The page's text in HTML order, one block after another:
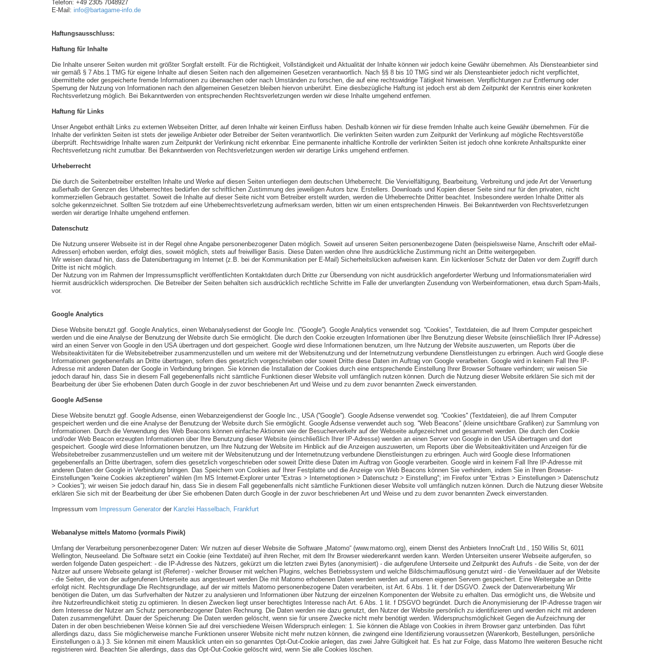
Telefon: +49 2305 7048927
E-Mail: info@bartagame-info.de
Haftungsausschluss:
Haftung für Inhalte
Die Inhalte unserer Seiten wurden mit größter Sorgfalt erstellt. Für die Richtigkeit, Vollständigkeit und Aktualität der Inhalte können wir jedoch keine Gewähr übernehmen. Als Diensteanbieter sind
wir gemäß § 7 Abs.1 TMG für eigene Inhalte auf diesen Seiten nach den allgemeinen Gesetzen verantwortlich. Nach §§ 8 bis 10 TMG sind wir als Diensteanbieter jedoch nicht verpflichtet,
übermittelte oder gespeicherte fremde Informationen zu überwachen oder nach Umständen zu forschen, die auf eine rechtswidrige Tätigkeit hinweisen. Verpflichtungen zur Entfernung oder
Sperrung der Nutzung von Informationen nach den allgemeinen Gesetzen bleiben hiervon unberührt. Eine diesbezügliche Haftung ist jedoch erst ab dem Zeitpunkt der Kenntnis einer konkreten
Rechtsverletzung möglich. Bei Bekanntwerden von entsprechenden Rechtsverletzungen werden wir diese Inhalte umgehend entfernen.
Haftung für Links
Unser Angebot enthält Links zu externen Webseiten Dritter, auf deren Inhalte wir keinen Einfluss haben. Deshalb können wir für diese fremden Inhalte auch keine Gewähr übernehmen. Für die
Inhalte der verlinkten Seiten ist stets der jeweilige Anbieter oder Betreiber der Seiten verantwortlich. Die verlinkten Seiten wurden zum Zeitpunkt der Verlinkung auf mögliche Rechtsverstöße
überprüft. Rechtswidrige Inhalte waren zum Zeitpunkt der Verlinkung nicht erkennbar. Eine permanente inhaltliche Kontrolle der verlinkten Seiten ist jedoch ohne konkrete Anhaltspunkte einer
Rechtsverletzung nicht zumutbar. Bei Bekanntwerden von Rechtsverletzungen werden wir derartige Links umgehend entfernen.
Urheberrecht
Die durch die Seitenbetreiber erstellten Inhalte und Werke auf diesen Seiten unterliegen dem deutschen Urheberrecht. Die Vervielfältigung, Bearbeitung, Verbreitung und jede Art der Verwertung
außerhalb der Grenzen des Urheberrechtes bedürfen der schriftlichen Zustimmung des jeweiligen Autors bzw. Erstellers. Downloads und Kopien dieser Seite sind nur für den privaten, nicht
kommerziellen Gebrauch gestattet. Soweit die Inhalte auf dieser Seite nicht vom Betreiber erstellt wurden, werden die Urheberrechte Dritter beachtet. Insbesondere werden Inhalte Dritter als
solche gekennzeichnet. Sollten Sie trotzdem auf eine Urheberrechtsverletzung aufmerksam werden, bitten wir um einen entsprechenden Hinweis. Bei Bekanntwerden von Rechtsverletzungen
werden wir derartige Inhalte umgehend entfernen.
Datenschutz
Die Nutzung unserer Webseite ist in der Regel ohne Angabe personenbezogener Daten möglich. Soweit auf unseren Seiten personenbezogene Daten (beispielsweise Name, Anschrift oder eMail-
Adressen) erhoben werden, erfolgt dies, soweit möglich, stets auf freiwilliger Basis. Diese Daten werden ohne Ihre ausdrückliche Zustimmung nicht an Dritte weitergegeben.
Wir weisen darauf hin, dass die Datenübertragung im Internet (z.B. bei der Kommunikation per E-Mail) Sicherheitslücken aufweisen kann. Ein lückenloser Schutz der Daten vor dem Zugriff durch
Dritte ist nicht möglich.
Der Nutzung von im Rahmen der Impressumspflicht veröffentlichten Kontaktdaten durch Dritte zur Übersendung von nicht ausdrücklich angeforderter Werbung und Informationsmaterialien wird
hiermit ausdrücklich widersprochen. Die Betreiber der Seiten behalten sich ausdrücklich rechtliche Schritte im Falle der unverlangten Zusendung von Werbeinformationen, etwa durch Spam-Mails,
vor.
Google Analytics
Diese Website benutzt ggf. Google Analytics, einen Webanalysedienst der Google Inc. (''Google''). Google Analytics verwendet sog. ''Cookies'', Textdateien, die auf Ihrem Computer gespeichert
werden und die eine Analyse der Benutzung der Website durch Sie ermöglicht. Die durch den Cookie erzeugten Informationen über Ihre Benutzung dieser Website (einschließlich Ihrer IP-Adresse)
wird an einen Server von Google in den USA übertragen und dort gespeichert. Google wird diese Informationen benutzen, um Ihre Nutzung der Website auszuwerten, um Reports über die
Websiteaktivitäten für die Websitebetreiber zusammenzustellen und um weitere mit der Websitenutzung und der Internetnutzung verbundene Dienstleistungen zu erbringen. Auch wird Google diese
Informationen gegebenenfalls an Dritte übertragen, sofern dies gesetzlich vorgeschrieben oder soweit Dritte diese Daten im Auftrag von Google verarbeiten. Google wird in keinem Fall Ihre IP-
Adresse mit anderen Daten der Google in Verbindung bringen. Sie können die Installation der Cookies durch eine entsprechende Einstellung Ihrer Browser Software verhindern; wir weisen Sie
jedoch darauf hin, dass Sie in diesem Fall gegebenenfalls nicht sämtliche Funktionen dieser Website voll umfänglich nutzen können. Durch die Nutzung dieser Website erklären Sie sich mit der
Bearbeitung der über Sie erhobenen Daten durch Google in der zuvor beschriebenen Art und Weise und zu dem zuvor benannten Zweck einverstanden.
Google AdSense
Diese Website benutzt ggf. Google Adsense, einen Webanzeigendienst der Google Inc., USA (''Google''). Google Adsense verwendet sog. ''Cookies'' (Textdateien), die auf Ihrem Computer
gespeichert werden und die eine Analyse der Benutzung der Website durch Sie ermöglicht. Google Adsense verwendet auch sog. ''Web Beacons'' (kleine unsichtbare Grafiken) zur Sammlung von
Informationen. Durch die Verwendung des Web Beacons können einfache Aktionen wie der Besucherverkehr auf der Webseite aufgezeichnet und gesammelt werden. Die durch den Cookie
und/oder Web Beacon erzeugten Informationen über Ihre Benutzung dieser Website (einschließlich Ihrer IP-Adresse) werden an einen Server von Google in den USA übertragen und dort
gespeichert. Google wird diese Informationen benutzen, um Ihre Nutzung der Website im Hinblick auf die Anzeigen auszuwerten, um Reports über die Websiteaktivitäten und Anzeigen für die
Websitebetreiber zusammenzustellen und um weitere mit der Websitenutzung und der Internetnutzung verbundene Dienstleistungen zu erbringen. Auch wird Google diese Informationen
gegebenenfalls an Dritte übertragen, sofern dies gesetzlich vorgeschrieben oder soweit Dritte diese Daten im Auftrag von Google verarbeiten. Google wird in keinem Fall Ihre IP-Adresse mit
anderen Daten der Google in Verbindung bringen. Das Speichern von Cookies auf Ihrer Festplatte und die Anzeige von Web Beacons können Sie verhindern, indem Sie in Ihren Browser-
Einstellungen ''keine Cookies akzeptieren'' wählen (Im MS Internet-Explorer unter ''Extras > Internetoptionen > Datenschutz > Einstellung''; im Firefox unter ''Extras > Einstellungen > Datenschutz
> Cookies''); wir weisen Sie jedoch darauf hin, dass Sie in diesem Fall gegebenenfalls nicht sämtliche Funktionen dieser Website voll umfänglich nutzen können. Durch die Nutzung dieser Website
erklären Sie sich mit der Bearbeitung der über Sie erhobenen Daten durch Google in der zuvor beschriebenen Art und Weise und zu dem zuvor benannten Zweck einverstanden.
Impressum vom Impressum Generator der Kanzlei Hasselbach, Frankfurt
Webanalyse mittels Matomo (vormals Piwik)
Umfang der Verarbeitung personenbezogener Daten: Wir nutzen auf dieser Website die Software „Matomo“ (www.matomo.org), einem Dienst des Anbieters InnoCraft Ltd., 150 Willis St, 6011
Wellington, Neuseeland. Die Software setzt ein Cookie (eine Textdatei) auf ihren Recher, mit dem Ihr Browser wiedererkannt werden kann. Werden Unterseiten unserer Webseite aufgerufen, so
werden folgende Daten gespeichert: - die IP-Adresse des Nutzers, gekürzt um die letzten zwei Bytes (anonymisiert) - die aufgerufene Unterseite und Zeitpunkt des Aufrufs - die Seite, von der der
Nutzer auf unsere Webseite gelangt ist (Referrer) - welcher Browser mit welchen Plugins, welches Betriebssystem und welche Bildschirmauflösung genutzt wird - die Verweildauer auf der Website
- die Seiten, die von der aufgerufenen Unterseite aus angesteuert werden Die mit Matomo erhobenen Daten werden werden auf unseren eigenen Servern gespeichert. Eine Weitergabe an Dritte
erfolgt nicht. Rechtsgrundlage Die Rechtsgrundlage, auf der wir mittels Matomo personenbezogene Daten verarbeiten, ist Art. 6 Abs. 1 lit. f der DSGVO. Zweck der Datenverarbeitung Wir
benötigen die Daten, um das Surfverhalten der Nutzer zu analysieren und Informationen über Nutzung der einzelnen Komponenten der Website zu erhalten. Das ermöglicht uns, die Website und
ihre Nutzerfreundlichkeit stetig zu optimieren. In diesen Zwecken liegt unser berechtigtes Interesse nach Art. 6 Abs. 1 lit. f DSGVO begründet. Durch die Anonymisierung der IP-Adresse tragen wir
dem Interesse der Nutzer am Schutz personenbezogener Daten Rechnung. Die Daten werden nie dazu genutzt, den Nutzer der Website persönlich zu identifizieren und werden nicht mit anderen
Daten zusammengeführt. Dauer der Speicherung: Die Daten werden gelöscht, wenn sie für unsere Zwecke nicht mehr benötigt werden. Widerspruchsmöglichkeit Gegen die Aufzeichnung der
Daten in der oben beschriebenen Weise können Sie auf drei verschiedene Weisen Widerspruch einlegen: 1. Sie können die Ablage von Cookies in ihrem Browser ganz unterbinden. Das führt
allerdings dazu, dass Sie möglicherweise manche Funktionen unserer Website nicht mehr nutzen können, die zwingend eine Identifizierung voraussetzen (Warenkorb, Bestellungen, persönliche
Einstellungen o.ä.) 3. Sie können mit einem Mausklick unten ein so genanntes Opt-Out-Cookie anlegen, das zwei Jahre Gültigkeit hat. Es hat zur Folge, dass Matomo Ihre weiteren Besuche nicht
registrieren wird. Beachten Sie allerdings, dass das Opt-Out-Cookie gelöscht wird, wenn Sie alle Cookies löschen.